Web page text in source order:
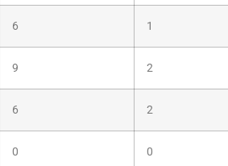
6 1
9 2
6 2
0 0